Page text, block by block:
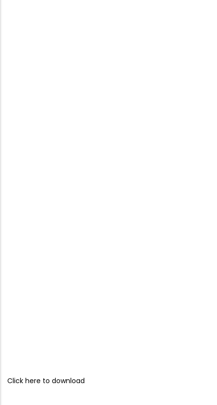
Click here to download